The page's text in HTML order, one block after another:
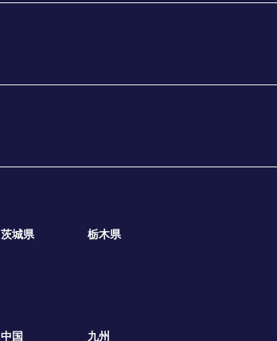
茨城県 栃木県
中国 九州